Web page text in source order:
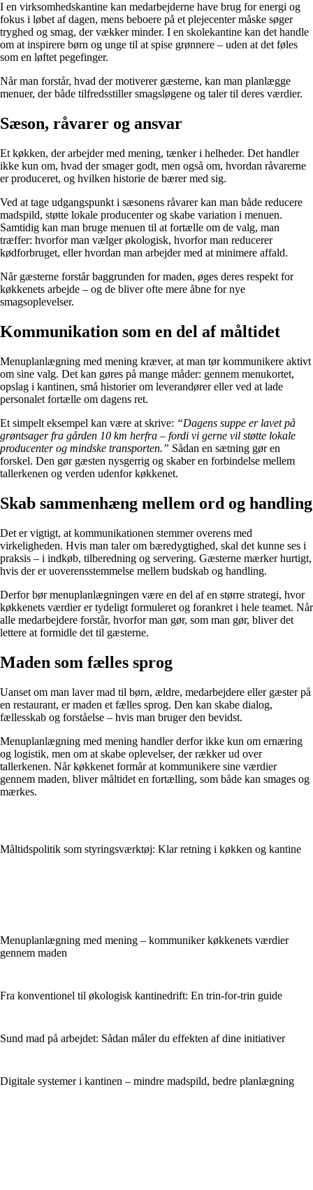
I en virksomhedskantine kan medarbejderne have brug for energi og
fokus i løbet af dagen, mens beboere på et plejecenter måske søger
tryghed og smag, der vækker minder. I en skolekantine kan det handle
om at inspirere børn og unge til at spise grønnere – uden at det føles
som en løftet pegefinger.
Når man forstår, hvad der motiverer gæsterne, kan man planlægge
menuer, der både tilfredsstiller smagsløgene og taler til deres værdier.
Sæson, råvarer og ansvar
Et køkken, der arbejder med mening, tænker i helheder. Det handler
ikke kun om, hvad der smager godt, men også om, hvordan råvarerne
er produceret, og hvilken historie de bærer med sig.
Ved at tage udgangspunkt i sæsonens råvarer kan man både reducere
madspild, støtte lokale producenter og skabe variation i menuen.
Samtidig kan man bruge menuen til at fortælle om de valg, man
træffer: hvorfor man vælger økologisk, hvorfor man reducerer
kødforbruget, eller hvordan man arbejder med at minimere affald.
Når gæsterne forstår baggrunden for maden, øges deres respekt for
køkkenets arbejde – og de bliver ofte mere åbne for nye
smagsoplevelser.
Kommunikation som en del af måltidet
Menuplanlægning med mening kræver, at man tør kommunikere aktivt
om sine valg. Det kan gøres på mange måder: gennem menukortet,
opslag i kantinen, små historier om leverandører eller ved at lade
personalet fortælle om dagens ret.
Et simpelt eksempel kan være at skrive: “Dagens suppe er lavet på
grøntsager fra gården 10 km herfra – fordi vi gerne vil støtte lokale
producenter og mindske transporten.” Sådan en sætning gør en
forskel. Den gør gæsten nysgerrig og skaber en forbindelse mellem
tallerkenen og verden udenfor køkkenet.
Skab sammenhæng mellem ord og handling
Det er vigtigt, at kommunikationen stemmer overens med
virkeligheden. Hvis man taler om bæredygtighed, skal det kunne ses i
praksis – i indkøb, tilberedning og servering. Gæsterne mærker hurtigt,
hvis der er uoverensstemmelse mellem budskab og handling.
Derfor bør menuplanlægningen være en del af en større strategi, hvor
køkkenets værdier er tydeligt formuleret og forankret i hele teamet. Når
alle medarbejdere forstår, hvorfor man gør, som man gør, bliver det
lettere at formidle det til gæsterne.
Maden som fælles sprog
Uanset om man laver mad til børn, ældre, medarbejdere eller gæster på
en restaurant, er maden et fælles sprog. Den kan skabe dialog,
fællesskab og forståelse – hvis man bruger den bevidst.
Menuplanlægning med mening handler derfor ikke kun om ernæring
og logistik, men om at skabe oplevelser, der rækker ud over
tallerkenen. Når køkkenet formår at kommunikere sine værdier
gennem maden, bliver måltidet en fortælling, som både kan smages og
mærkes.
Måltidspolitik som styringsværktøj: Klar retning i køkken og kantine
Menuplanlægning med mening – kommuniker køkkenets værdier
gennem maden
Fra konventionel til økologisk kantinedrift: En trin-for-trin guide
Sund mad på arbejdet: Sådan måler du effekten af dine initiativer
Digitale systemer i kantinen – mindre madspild, bedre planlægning